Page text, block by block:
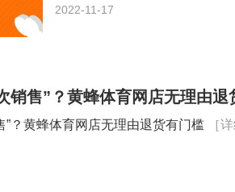
2022-11-17
销售”？黄蜂体育网店无理由退
”？黄蜂体育网店无理由退货有门槛 ［